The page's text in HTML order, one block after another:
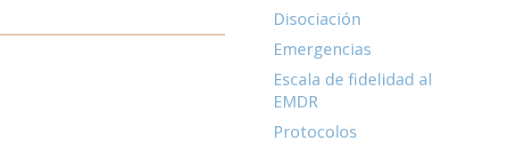
Disociación
Emergencias
Escala de fidelidad al
EMDR
Protocolos